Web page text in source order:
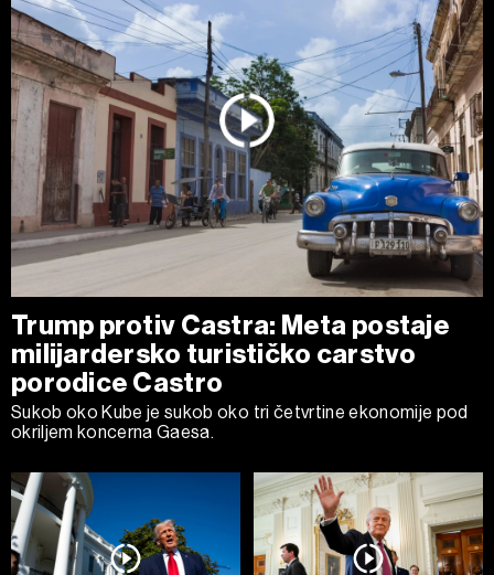
Trump protiv Castra: Meta postaje
milijardersko turističko carstvo
porodice Castro
Sukob oko Kube je sukob oko tri četvrtine ekonomije pod
okriljem koncerna Gaesa.